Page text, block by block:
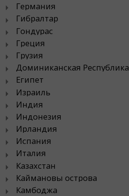
Германия
Гибралтар
Гондурас
Греция
Грузия
Доминиканская Республика
Египет
Израиль
Индия
Индонезия
Ирландия
Испания
Италия
Казахстан
Каймановы острова
Камбоджа